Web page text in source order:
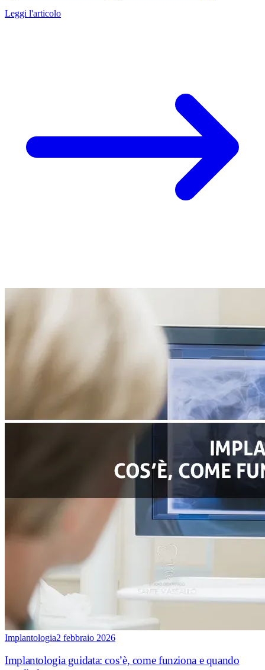
Leggi l'articolo
Implantologia2 febbraio 2026
Implantologia guidata: cos’è, come funziona e quando